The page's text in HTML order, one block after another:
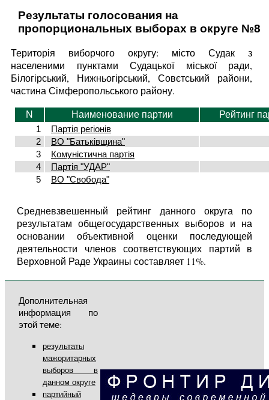
Результаты голосования на
пропорциональных выборах в округе №8
Територія виборчого округу: місто Судак з
населеними пунктами Судацької міської ради,
Білогірський, Нижньогірський, Совєтський райони,
частина Сімферопольського району.
N Наименование партии
Рейтинг
1
Партія регіонів
2
ВО "Батьківщина"
3
Комуністична партія
4
Партія "УДАР"
5
ВО "Свобода"
Средневзвешенный рейтинг данного округа по
результатам общегосударственных выборов и на
основании объективной оценки последующей
деятельности членов соответствующих партий в
Верховной Раде Украины составляет 11%.
Дополнительная
информация по
этой теме:
результаты
мажоритарных
выборов в
данном округе
партийный